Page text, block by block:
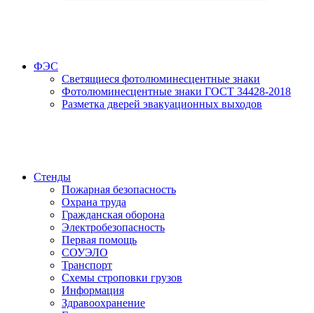
ФЭС
Светящиеся фотолюминесцентные знаки
Фотолюминесцентные знаки ГОСТ 34428-2018
Разметка дверей эвакуационных выходов
Стенды
Пожарная безопасность
Охрана труда
Гражданская оборона
Электробезопасность
Первая помощь
СОУЭЛО
Транспорт
Схемы строповки грузов
Информация
Здравоохранение